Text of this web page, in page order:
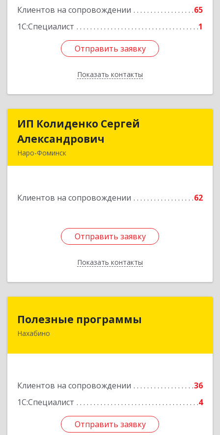
Клиентов на сопровождении
65
1С:Специалист
1
Отправить заявку
Показать контакты
Подробнее
Отправить заявку
Назад
ИП Колиденко Сергей
Александрович
Наро-Фоминск
Клиентов на сопровождении 62
Отправить заявку
Показать контакты
ИП Колиденко Сергей
Отправить заявку
Назад
Полезные программы
Нахабино
Клиентов на сопровождении
36
1С:Специалист
4
Отправить заявку
143432, Московская обл, Красногорский р-н,
Отправить заявку